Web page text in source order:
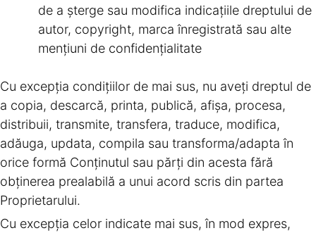
de a şterge sau modifica indicaţiile dreptului de
autor, copyright, marca înregistrată sau alte
menţiuni de confidenţialitate
Cu excepţia condiţiilor de mai sus, nu aveţi dreptul de
a copia, descarcă, printa, publică, afişa, procesa,
distribuii, transmite, transfera, traduce, modifica,
adăuga, updata, compila sau transforma/adapta în
orice formă Conţinutul sau părţi din acesta fără
obţinerea prealabilă a unui acord scris din partea
Proprietarului.
Cu excepţia celor indicate mai sus, în mod expres,